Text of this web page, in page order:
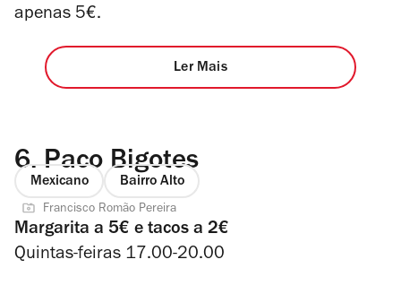
apenas 5€.
Ler Mais
6. Paco Bigotes
Mexicano Bairro Alto
Francisco Romão Pereira
Margarita a 5€ e tacos a 2€
Quintas-feiras 17.00-20.00